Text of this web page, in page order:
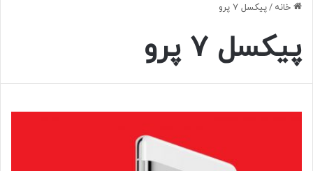
خانه /پیکسل 7 پرو
پیکسل 7 پرو